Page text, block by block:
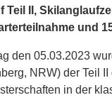
Teil II,
und
den 05.03.2023
NRW) der Teil
in der